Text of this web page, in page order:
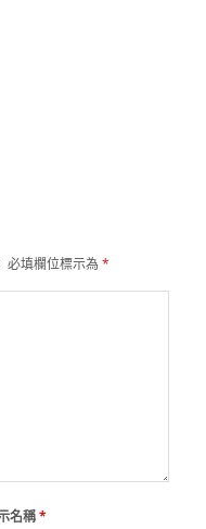
必填欄位標示為*
名稱*